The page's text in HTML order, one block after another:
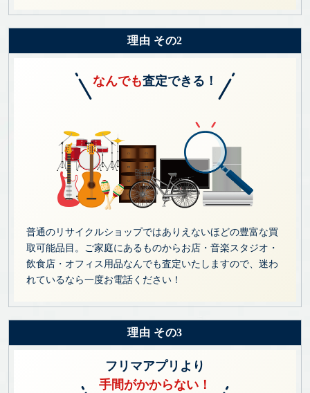
理由 その2
なんでも査定できる！
普通のリサイクルショップではありえないほどの豊富な買
取可能品目。ご家庭にあるものからお店・音楽スタジオ・
飲食店・オフィス用品なんでも査定いたしますので、迷わ
れているなら一度お電話ください！
理由 その3
フリマアプリより
手間がかからない！